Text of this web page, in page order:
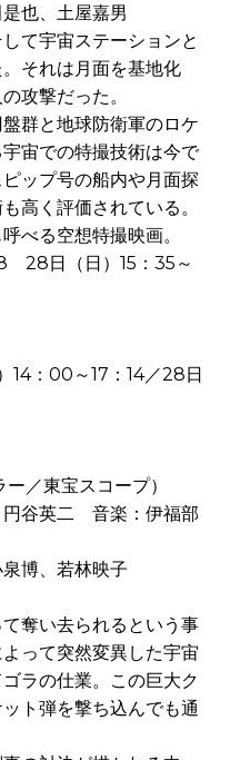
也、土屋嘉男
て宇宙ステーションと
それは月面を基地化
攻撃だった。
群と地球防衛軍のロケ
宙での特撮技術は今で
ップ号の船内や月面探
高く評価されている。
べる空想特撮映画。
28日（日）15：35～
14：00～17：14／28日
／東宝スコープ）
谷英二 音楽：伊福部
博、若林映子
奪い去られるという事
って突然変異した宇宙
ラの仕業。この巨大ク
ト弾を撃ち込んでも通